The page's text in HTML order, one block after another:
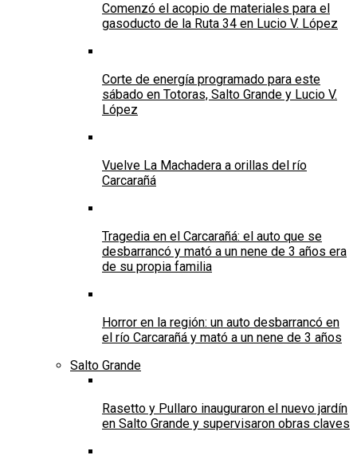
Comenzó el acopio de materiales para el
gasoducto de la Ruta 34 en Lucio V. López
Corte de energía programado para este
sábado en Totoras, Salto Grande y Lucio V.
López
Vuelve La Machadera a orillas del río
Carcarañá
Tragedia en el Carcarañá: el auto que se
desbarrancó y mató a un nene de 3 años era
de su propia familia
Horror en la región: un auto desbarrancó en
el río Carcarañá y mató a un nene de 3 años
Salto Grande
Rasetto y Pullaro inauguraron el nuevo jardín
en Salto Grande y supervisaron obras claves